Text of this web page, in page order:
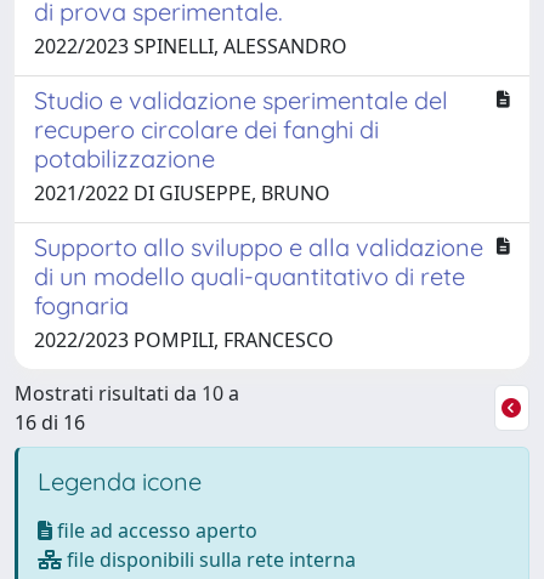
di prova sperimentale.
2022/2023 SPINELLI, ALESSANDRO
Studio e validazione sperimentale del
recupero circolare dei fanghi di
potabilizzazione
2021/2022 DI GIUSEPPE, BRUNO
Supporto allo sviluppo e alla validazione
di un modello quali-quantitativo di rete
fognaria
2022/2023 POMPILI, FRANCESCO
Mostrati risultati da 10 a
16 di 16
Legenda icone
file ad accesso aperto
file disponibili sulla rete interna